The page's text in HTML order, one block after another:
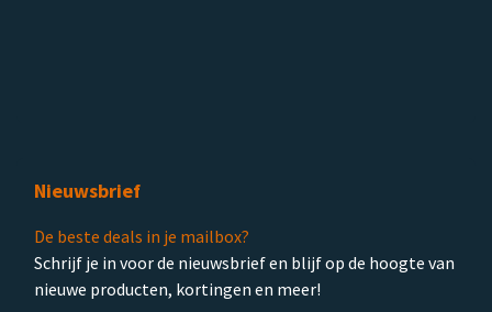
Nieuwsbrief
De beste deals in je mailbox?
Schrijf je in voor de nieuwsbrief en blijf op de hoogte van
nieuwe producten, kortingen en meer!